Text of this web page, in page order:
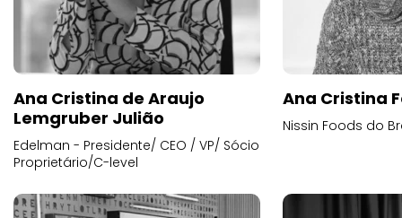
Ana Cristina de Araujo
Lemgruber Julião
Edelman - Presidente/ CEO / VP/ Sócio
Proprietário/C-level
Ana Cristina
Nissin Foods do